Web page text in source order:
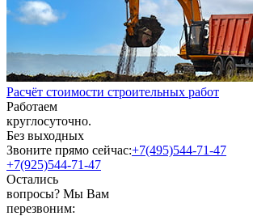
Расчёт стоимости строительных работ
Работаем
круглосуточно.
Без выходных
Звоните прямо сейчас:+7(495)544-71-47
+7(925)544-71-47
Остались
вопросы? Мы Вам
перезвоним: